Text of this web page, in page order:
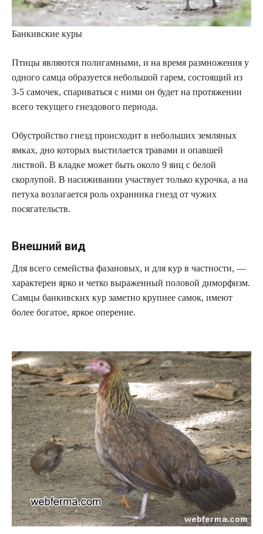
Банкивские куры
Птицы являются полигамными, и на время размножения у
одного самца образуется небольшой гарем, состоящий из
3-5 самочек, спариваться с ними он будет на протяжении
всего текущего гнездового периода.
Обустройство гнезд происходит в небольших земляных
ямках, дно которых выстилается травами и опавшей
листвой. В кладке может быть около 9 яиц с белой
скорлупой. В насиживании участвует только курочка, а на
петуха возлагается роль охранника гнезд от чужих
посягательств.
Внешний вид
Для всего семейства фазановых, и для кур в частности, —
характерен ярко и четко выраженный половой диморфизм.
Самцы банкивских кур заметно крупнее самок, имеют
более богатое, яркое оперение.